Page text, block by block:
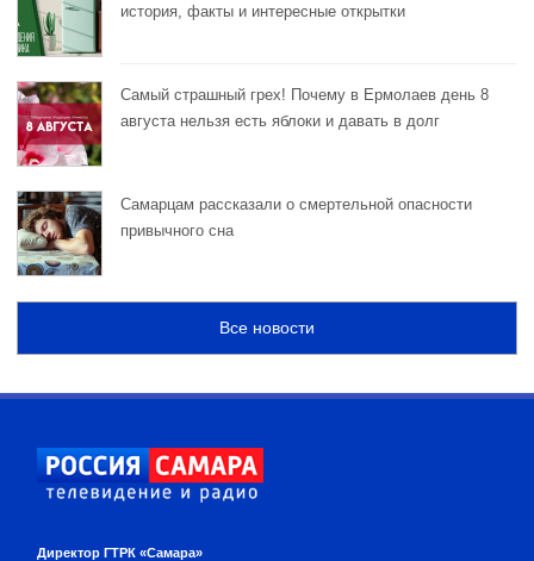
история, факты и интересные открытки
Самый страшный грех! Почему в Ермолаев день 8
августа нельзя есть яблоки и давать в долг
Самарцам рассказали о смертельной опасности
привычного сна
Все новости
Директор ГТРК «Самара»